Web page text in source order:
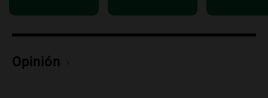
Audio.La santafesina Renata
mundial: "La ciencia tiene muchas
Opinión